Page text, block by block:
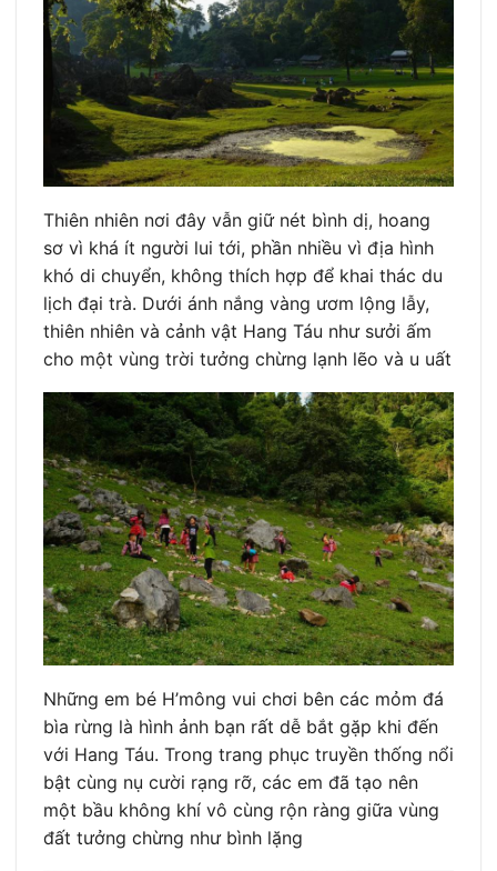
Thiên nhiên nơi đây vẫn giữ nét bình dị, hoang
sơ vì khá ít người lui tới, phần nhiều vì địa hình
khó di chuyển, không thích hợp để khai thác du
lịch đại trà. Dưới ánh nắng vàng ươm lộng lẫy,
thiên nhiên và cảnh vật Hang Táu như sưởi ấm
cho một vùng trời tưởng chừng lạnh lẽo và u uất
Những em bé H’mông vui chơi bên các mỏm đá
bìa rừng là hình ảnh bạn rất dễ bắt gặp khi đến
với Hang Táu. Trong trang phục truyền thống nổi
bật cùng nụ cười rạng rỡ, các em đã tạo nên
một bầu không khí vô cùng rộn ràng giữa vùng
đất tưởng chừng như bình lặng